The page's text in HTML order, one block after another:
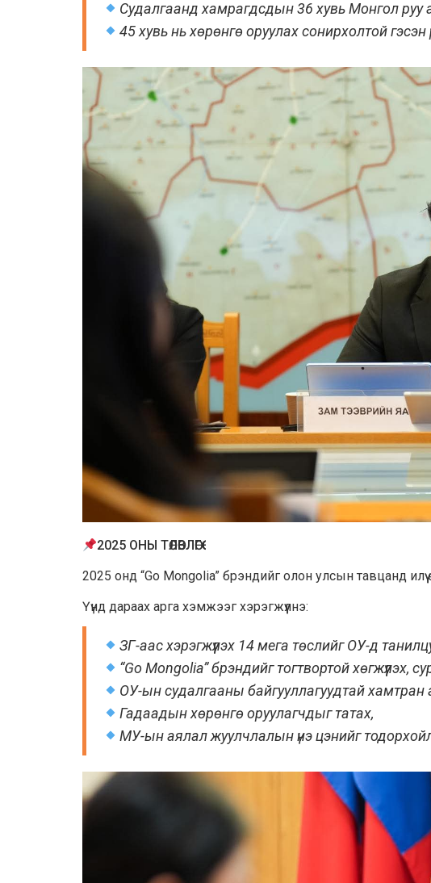
Судалгаанд хамрагдсдын 36 хувь Монгол руу
45 хувь нь хөрөнгө оруулах сонирхолтой гэсэн
2025 ОНЫ ТӨЛӨВЛӨГӨӨ
2025 онд “Go Mongolia” брэндийг олон улсын тавцанд илүү
Үүнд дараах арга хэмжээг хэрэгжүүлнэ:
ЗГ-аас хэрэгжүүлэх 14 мега төслийг ОУ-д
“Go Mongolia” брэндийг тогтвортой хөгжүүлэх,
ОУ-ын судалгааны байгууллагуудтай хамтран
Гадаадын хөрөнгө оруулагчдыг татах,
МУ-ын аялал жуулчлалын үнэ цэнийг